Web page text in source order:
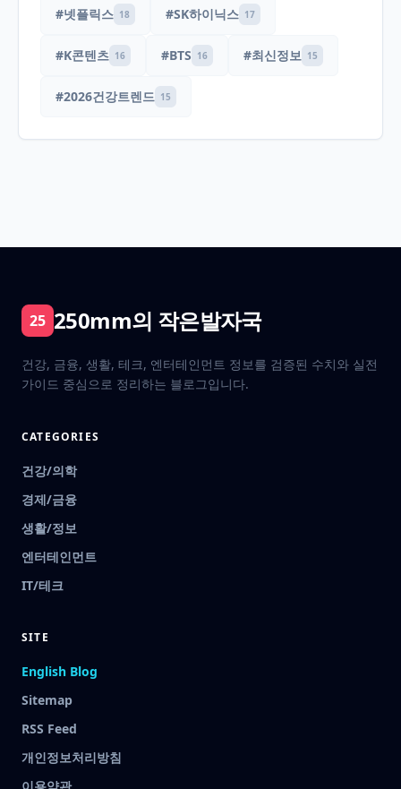
#넷플릭스 18 #SK하이닉스 17
#K콘텐츠 16 #BTS 16 #최신정보 15
#2026건강트렌드 15
25 250mm의 작은발자국
건강, 금융, 생활, 테크, 엔터테인먼트 정보를 검증된 수치와 실전
가이드 중심으로 정리하는 블로그입니다.
CATEGORIES
건강/의학
경제/금융
생활/정보
엔터테인먼트
IT/테크
SITE
English Blog
Sitemap
RSS Feed
개인정보처리방침